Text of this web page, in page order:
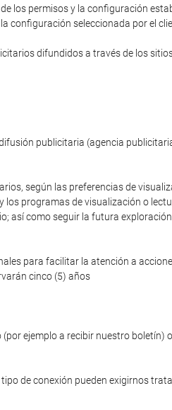
los permisos y la configuración
configuración seleccionada por el
difundidos a través de los
publicitaria (agencia
según las preferencias de
programas de visualización o
como seguir la futura
para facilitar la atención a
cinco (5) años
ejemplo a recibir nuestro boletín)
de conexión pueden exigirnos